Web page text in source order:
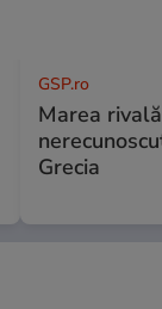
GSP.ro
Marea
Grecia